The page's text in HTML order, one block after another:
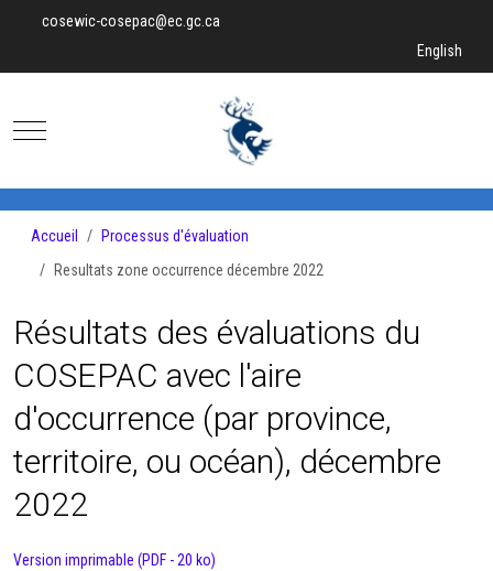
cosewic-cosepac@ec.gc.ca
Sélectionnez
English
Mobile Menu Toggle
Accueil
Processus d'évaluation
Resultats zone occurrence décembre 2022
Résultats des évaluations du
COSEPAC avec l'aire
d'occurrence (par province,
territoire, ou océan), décembre
2022
Version imprimable (PDF - 20 ko)